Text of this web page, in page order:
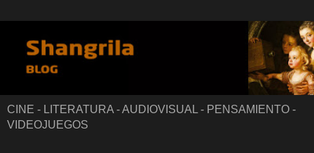
CINE - LITERATURA - AUDIOVISUAL - PENSAMIENTO -
VIDEOJUEGOS